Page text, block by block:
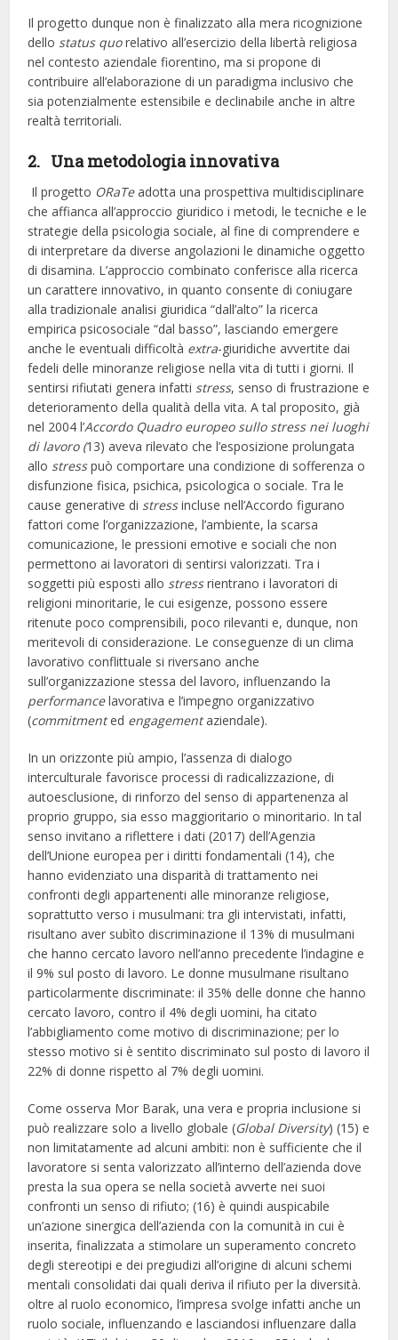
Il progetto dunque non è finalizzato alla mera ricognizione
dello status quorelativo all’esercizio della libertà religiosa
nel contesto aziendale fiorentino, ma si propone di
contribuire all’elaborazione di un paradigma inclusivo che
sia potenzialmente estensibile e declinabile anche in altre
realtà territoriali.
2. Una metodologia innovativa
Il progetto ORaTeadotta una prospettiva multidisciplinare
che affianca all’approccio giuridico i metodi, le tecniche e le
strategie della psicologia sociale, al fine di comprendere e
di interpretare da diverse angolazioni le dinamiche oggetto
di disamina. L’approccio combinato conferisce alla ricerca
un carattere innovativo, in quanto consente di coniugare
alla tradizionale analisi giuridica “dall’alto” la ricerca
empirica psicosociale “dal basso”, lasciando emergere
anche le eventuali difficoltà extra-giuridiche avvertite dai
fedeli delle minoranze religiose nella vita di tutti i giorni. Il
sentirsi rifiutati genera infatti stress, senso di frustrazione e
deterioramento della qualità della vita. A tal proposito, già
nel 2004 l’AccordoQuadro europeo sullo stress nei luoghi
di lavoro (13) aveva rilevato che l’esposizione prolungata
allo stresspuò comportare una condizione di sofferenza o
disfunzione fisica, psichica, psicologica o sociale. Tra le
cause generative di stressincluse nell’Accordo figurano
fattori come l’organizzazione, l’ambiente, la scarsa
comunicazione, le pressioni emotive e sociali che non
permettono ai lavoratori di sentirsi valorizzati. Tra i
soggetti più esposti allo stressrientrano i lavoratori di
religioni minoritarie, le cui esigenze, possono essere
ritenute poco comprensibili, poco rilevanti e, dunque, non
meritevoli di considerazione. Le conseguenze di un clima
lavorativo conflittuale si riversano anche
sull’organizzazione stessa del lavoro, influenzando la
performancelavorativa e l’impegno organizzativo
(commitmented engagementaziendale).
In un orizzonte più ampio, l’assenza di dialogo
interculturale favorisce processi di radicalizzazione, di
autoesclusione, di rinforzo del senso di appartenenza al
proprio gruppo, sia esso maggioritario o minoritario. In tal
senso invitano a riflettere i dati (2017) dell’Agenzia
dell’Unione europea per i diritti fondamentali (14), che
hanno evidenziato una disparità di trattamento nei
confronti degli appartenenti alle minoranze religiose,
soprattutto verso i musulmani: tra gli intervistati, infatti,
risultano aver subìto discriminazione il 13% di musulmani
che hanno cercato lavoro nell’anno precedente l’indagine e
il 9% sul posto di lavoro. Le donne musulmane risultano
particolarmente discriminate: il 35% delle donne che hanno
cercato lavoro, contro il 4% degli uomini, ha citato
l’abbigliamento come motivo di discriminazione; per lo
stesso motivo si è sentito discriminato sul posto di lavoro il
22% di donne rispetto al 7% degli uomini.
Come osserva Mor Barak, una vera e propria inclusione si
può realizzare solo a livello globale (Global Diversity) (15) e
non limitatamente ad alcuni ambiti: non è sufficiente che il
lavoratore si senta valorizzato all’interno dell’azienda dove
presta la sua opera se nella società avverte nei suoi
confronti un senso di rifiuto; (16) è quindi auspicabile
un’azione sinergica dell’azienda con la comunità in cui è
inserita, finalizzata a stimolare un superamento concreto
degli stereotipi e dei pregiudizi all’origine di alcuni schemi
mentali consolidati dai quali deriva il rifiuto per la diversità.
oltre al ruolo economico, l’impresa svolge infatti anche un
ruolo sociale, influenzando e lasciandosi influenzare dalla